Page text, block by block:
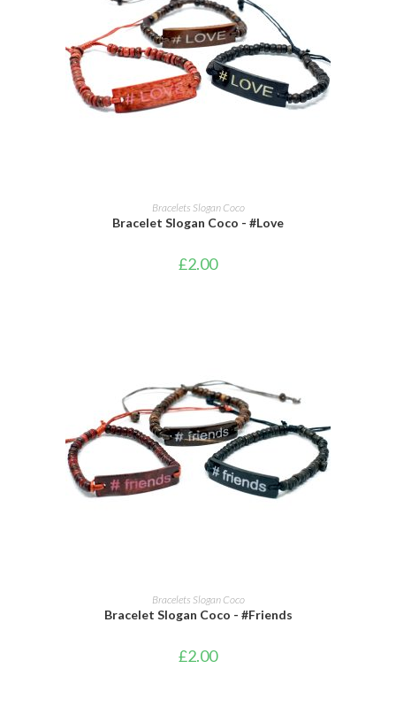
AJOUTER AU PANIER
Bracelets Slogan Coco
Bracelet Slogan Coco - #Love
£2.00
AJOUTER AU PANIER
Bracelets Slogan Coco
Bracelet Slogan Coco - #Friends
£2.00